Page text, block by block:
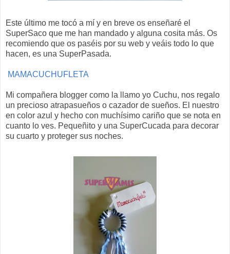
Este último me tocó a mí y en breve os enseñaré el
SuperSaco que me han mandado y alguna cosita más. Os
recomiendo que os paséis por su web y veáis todo lo que
hacen, es una SuperPasada.
MAMACUCHUFLETA
Mi compañera blogger como la llamo yo Cuchu, nos regalo
un precioso atrapasueños o cazador de sueños. El nuestro
en color azul y hecho con muchísimo cariño que se nota en
cuanto lo ves. Pequeñito y una SuperCucada para decorar
su cuarto y proteger sus noches.